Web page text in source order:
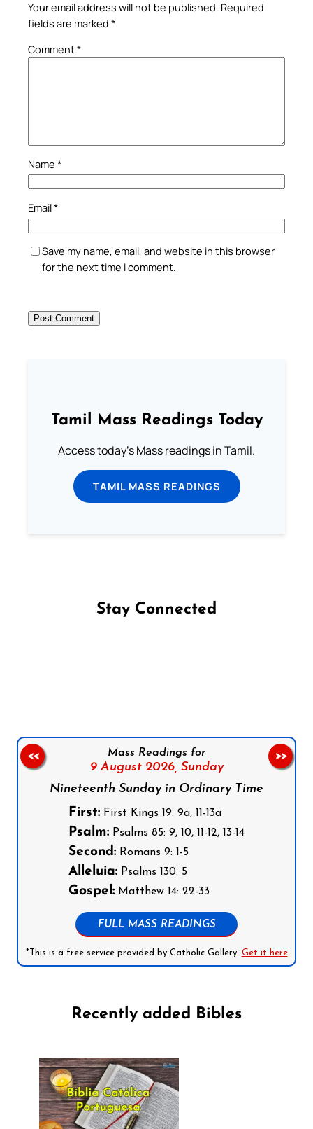
Your email address will not be published. Required
fields are marked *
Comment*
Name *
Email*
Save my name, email, and website in this browser
for the next time I comment.
Tamil Mass Readings Today
Access today's Mass readings in Tamil.
TAMIL MASS READINGS
Stay Connected
Mass Readings for
9 August 2026, Sunday
Nineteenth Sunday in Ordinary Time
First: First Kings 19: 9a, 11-13a
Psalm: Psalms 85: 9, 10, 11-12, 13-14
Second: Romans 9: 1-5
Alleluia: Psalms 130: 5
Gospel: Matthew 14: 22-33
FULL MASS READINGS
*This is a free service provided by Catholic Gallery. Get it here
<< >>
Recently added Bibles